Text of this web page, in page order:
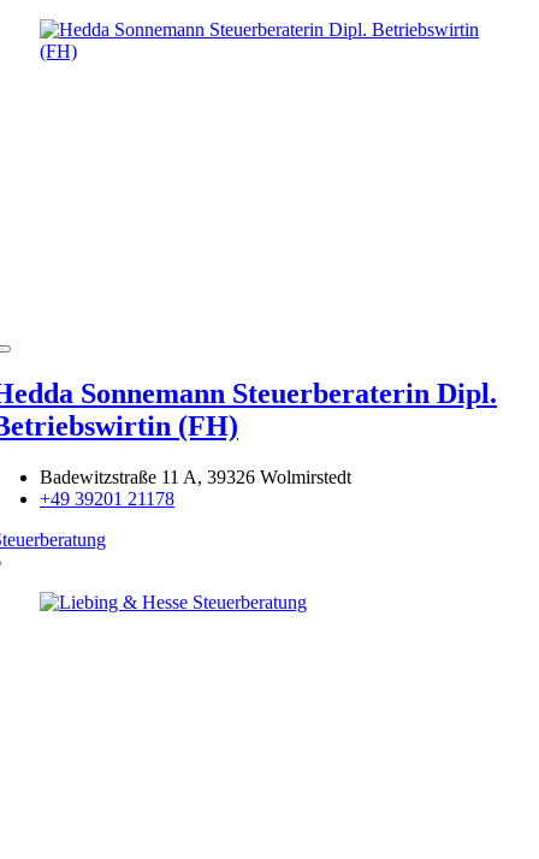
Sonnemann Steuerberaterin Dipl.
(FH)
Badewitzstraße 11 A, 39326 Wolmirstedt
+49 39201 21178